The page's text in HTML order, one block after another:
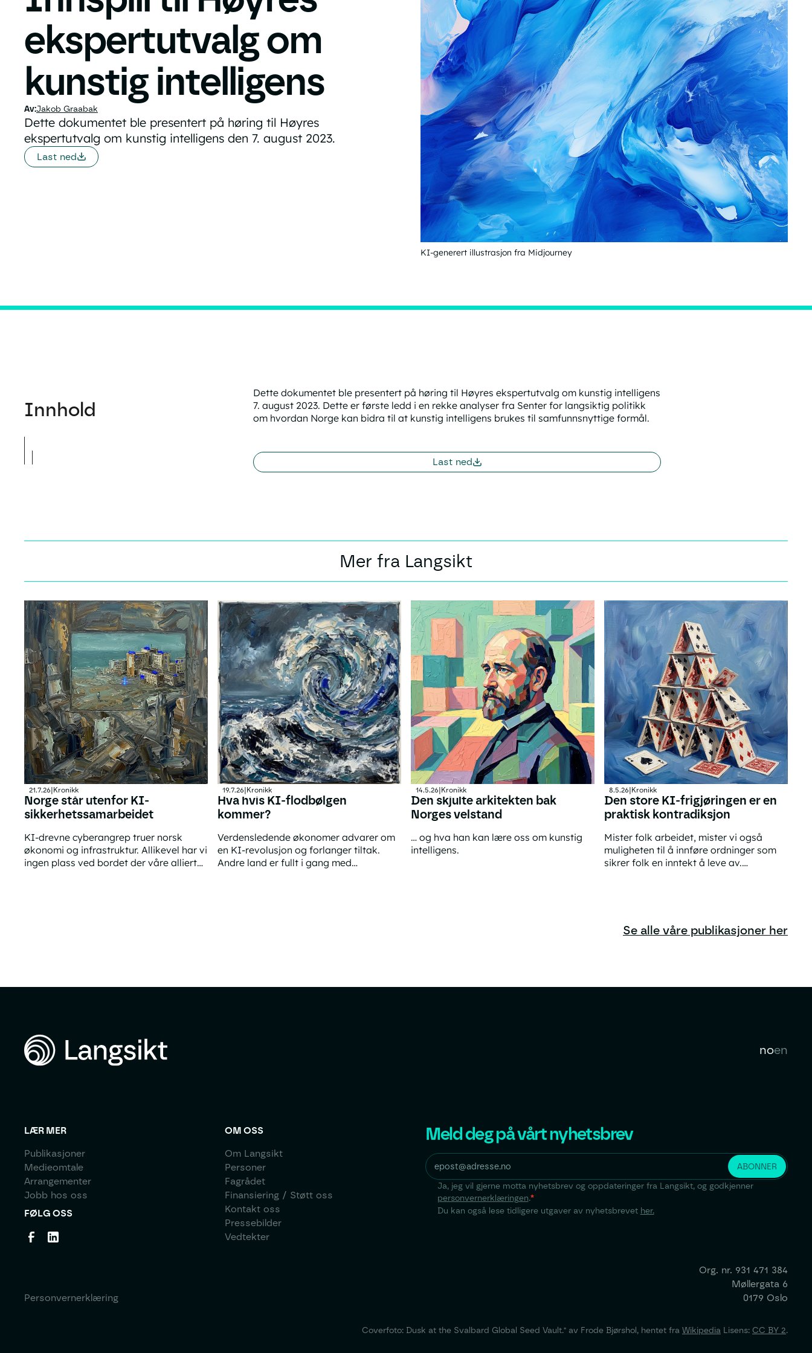
ekspertutvalg om
kunstig intelligens
Jakob Graabak
Dette dokumentet ble presentert på høring til Høyres
ekspertutvalg om kunstig intelligens den 7. august 2023.
Last ned
KI-generert illustrasjon fra Midjourney
Innhold
Dette dokumentet ble presentert på høring til Høyres ekspertutvalg om kunstig intelligens
7. august 2023. Dette er første ledd i en rekke analyser fra Senter for langsiktig politikk
om hvordan Norge kan bidra til at kunstig intelligens brukes til samfunnsnyttige formål.
Last ned
Mer fra Langsikt
21.7.26 Kronikk
Norge står utenfor KI-
sikkerhetssamarbeidet
KI-drevne cyberangrep truer norsk
økonomi og infrastruktur. Allikevel har vi
ingen plass ved bordet der våre allierte
19.7.26 Kronikk
Hva hvis KI-flodbølgen
kommer?
Verdensledende økonomer advarer om
en KI-revolusjon og forlanger tiltak.
Andre land er fullt i gang med
14.5.26 Kronikk
Den skjulte arkitekten bak
Norges velstand
… og hva han kan lære oss om kunstig
intelligens.
Den skjulte arkitekten bak Norges velstand
8.5.26 Kronikk
Den store KI-frigjøringen er en
praktisk kontradiksjon
Mister folk arbeidet, mister vi også
muligheten til å innføre ordninger som
sikrer folk en inntekt å leve av.
Se alle våre publikasjoner her
noen
LÆR MER
Publikasjoner
Medieomtale
Arrangementer
Jobb hos oss
FØLG OSS
OM OSS
Om Langsikt
Personer
Fagrådet
Finansiering / Støtt oss
Kontakt oss
Pressebilder
Vedtekter
Meld deg på vårt nyhetsbrev
Ja, jeg vil gjerne motta nyhetsbrev og oppdateringer fra Langsikt, og godkjenner
personvernerklæringen.*
Du kan også lese tidligere utgaver av nyhetsbrevet her.
Personvernerklæring
Org. nr. 931 471 384
Møllergata 6
0179 Oslo
Coverfoto: Dusk at the Svalbard Global Seed Vault." av Frode Bjørshol, hentet fra Wikipedia Lisens: CC BY 2.